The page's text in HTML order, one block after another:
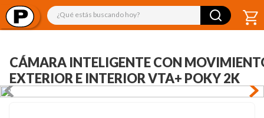
¿Qué estás buscando hoy?
CÁMARA INTELIGENTE CON
EXTERIOR E INTERIOR VTA+ POKY 2K